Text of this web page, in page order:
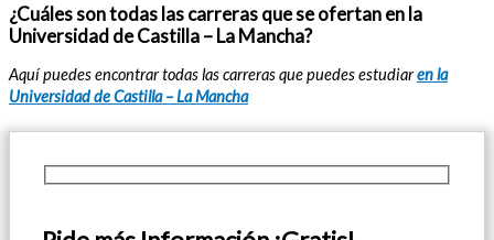
¿Cuáles son todas las carreras que se ofertan en la
Universidad de Castilla – La Mancha?
Aquí puedes encontrar todas las carreras que puedes estudiaren la
Universidad de Castilla – La Mancha